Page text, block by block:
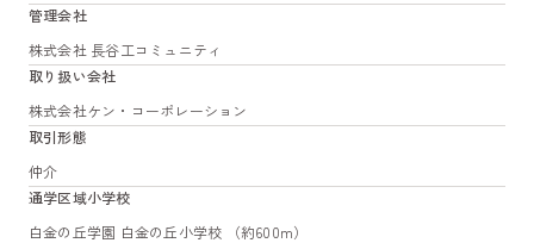
管理会社
株式会社 長谷工コミュニティ
取り扱い会社
株式会社ケン・コーポレーション
取引形態
仲介
通学区域小学校
白金の丘学園 白金の丘小学校 （約600m）